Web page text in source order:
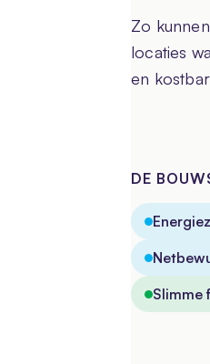
Zo
locaties
en
DE
Slimme